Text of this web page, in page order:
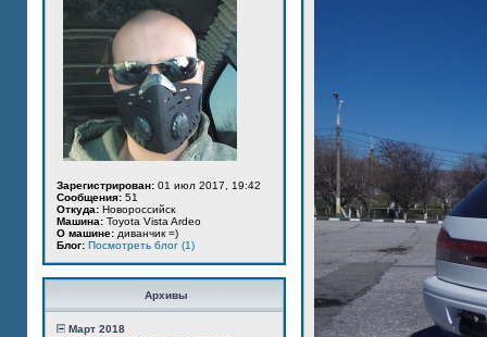
Зарегистрирован: 01 июл 2017, 19:42
Сообщения: 51
Откуда: Новороссийск
Машина: Toyota Vista Ardeo
О машине: диванчик =)
Блог: Посмотреть блог (1)
Архивы
Март 2018